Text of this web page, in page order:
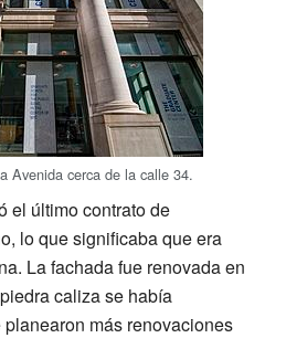
Avenida cerca de la calle 34.
el último contrato de
lo que significaba que era
La fachada fue renovada en
caliza se había
más renovaciones